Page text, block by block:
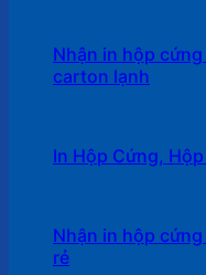
Nhận in hộp
carton lạnh
In Hộp Cứng,
Nhận in hộp
rẻ